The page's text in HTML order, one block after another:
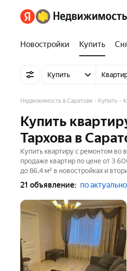
Новостройки Купить
Купить
Недвижимость в Саратове Купить
Купить
Тархова в
Купить квартиру с ремонтом во
продаже квартир по цене от 3
до 86,4 м² в новостройках и
21 объявление: по